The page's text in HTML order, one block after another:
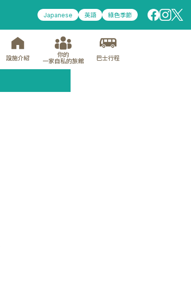
設施介紹
你的
一家自私的旅館
巴士行程
Japanese 英語 綠色季節